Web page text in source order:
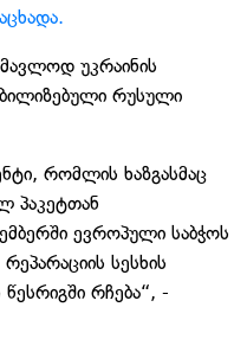
უკრაინის
რუსული
რომლის ხაზგასმაც
პაკეტთან
ევროპული საბჭოს
სესხის
წესრიგში რჩება“, -